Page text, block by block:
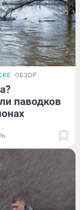
ОБЗОР
паводков